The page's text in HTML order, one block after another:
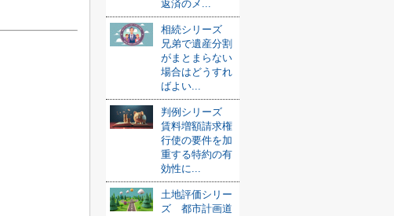
返済のメ...
相続シリーズ
兄弟で遺産分割
がまとまらない
場合はどうすれ
ばよい...
判例シリーズ
賃料増額請求権
行使の要件を加
重する特約の有
効性に...
土地評価シリー
ズ 都市計画道